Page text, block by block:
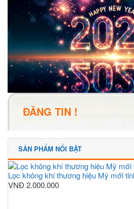
ĐĂNG TIN !
SẢN PHẨM NỔI BẬT
Lọc không khí thương hiệu Mỹ mới
VNĐ 2.000.000